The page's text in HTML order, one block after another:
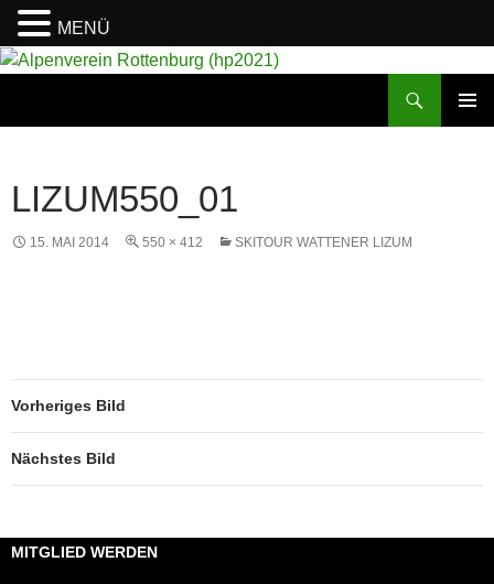
LIZUM550_01
15. MAI 2014 550 × 412 SKITOUR WATTENER LIZUM
Vorheriges Bild
Nächstes Bild
MITGLIED WERDEN
MENÜ